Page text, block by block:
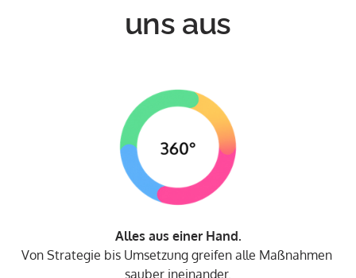
uns aus
Von Strategie bis Umsetzung greifen alle Maßnahmen
sauber ineinander.